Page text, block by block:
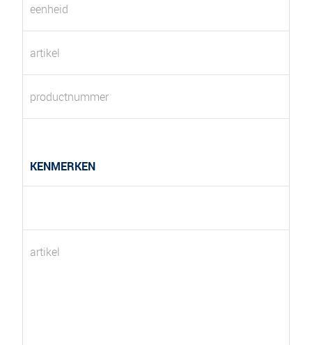
eenheid
artikel
productnummer
KENMERKEN
artikel